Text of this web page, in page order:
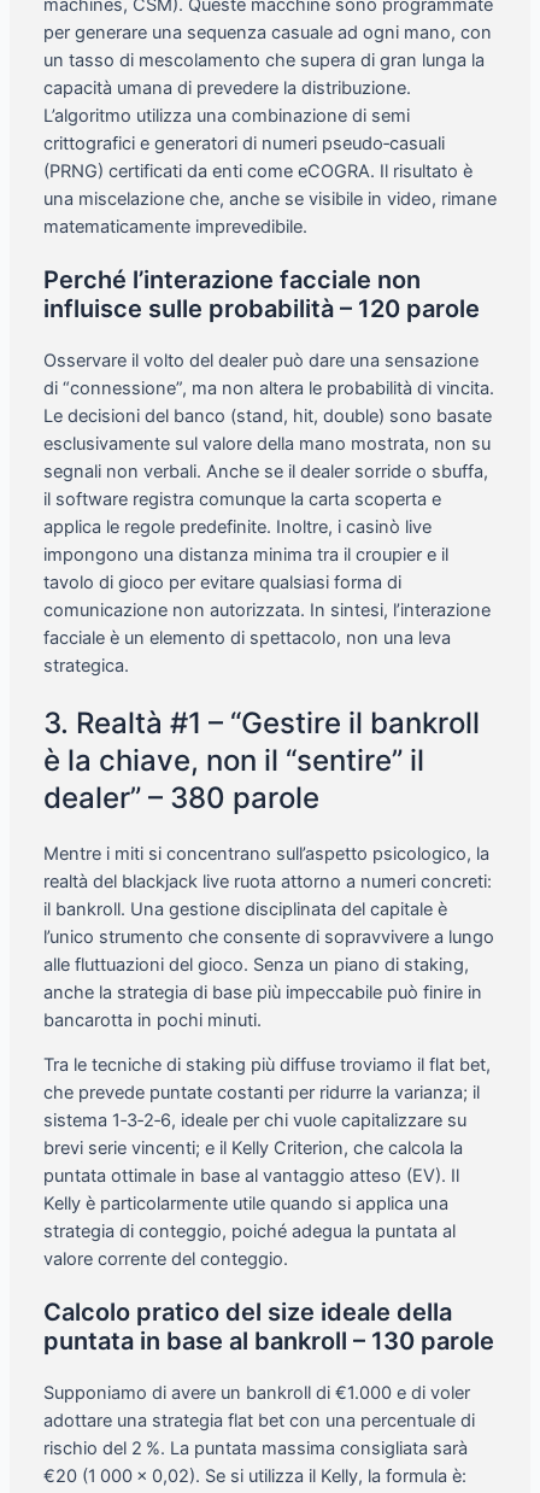
machines, CSM). Queste macchine sono programmate
per generare una sequenza casuale ad ogni mano, con
un tasso di mescolamento che supera di gran lunga la
capacità umana di prevedere la distribuzione.
L’algoritmo utilizza una combinazione di semi
crittografici e generatori di numeri pseudo‑casuali
(PRNG) certificati da enti come eCOGRA. Il risultato è
una miscelazione che, anche se visibile in video, rimane
matematicamente imprevedibile.
Perché l’interazione facciale non
influisce sulle probabilità – 120 parole
Osservare il volto del dealer può dare una sensazione
di “connessione”, ma non altera le probabilità di vincita.
Le decisioni del banco (stand, hit, double) sono basate
esclusivamente sul valore della mano mostrata, non su
segnali non verbali. Anche se il dealer sorride o sbuffa,
il software registra comunque la carta scoperta e
applica le regole predefinite. Inoltre, i casinò live
impongono una distanza minima tra il croupier e il
tavolo di gioco per evitare qualsiasi forma di
comunicazione non autorizzata. In sintesi, l’interazione
facciale è un elemento di spettacolo, non una leva
strategica.
3. Realtà #1 – “Gestire il bankroll
è la chiave, non il “sentire” il
dealer” – 380 parole
Mentre i miti si concentrano sull’aspetto psicologico, la
realtà del blackjack live ruota attorno a numeri concreti:
il bankroll. Una gestione disciplinata del capitale è
l’unico strumento che consente di sopravvivere a lungo
alle fluttuazioni del gioco. Senza un piano di staking,
anche la strategia di base più impeccabile può finire in
bancarotta in pochi minuti.
Tra le tecniche di staking più diffuse troviamo il flat bet,
che prevede puntate costanti per ridurre la varianza; il
sistema 1‑3‑2‑6, ideale per chi vuole capitalizzare su
brevi serie vincenti; e il Kelly Criterion, che calcola la
puntata ottimale in base al vantaggio atteso (EV). Il
Kelly è particolarmente utile quando si applica una
strategia di conteggio, poiché adegua la puntata al
valore corrente del conteggio.
Calcolo pratico del size ideale della
puntata in base al bankroll – 130 parole
Supponiamo di avere un bankroll di €1.000 e di voler
adottare una strategia flat bet con una percentuale di
rischio del 2 %. La puntata massima consigliata sarà
€20 (1 000 × 0,02). Se si utilizza il Kelly, la formula è: